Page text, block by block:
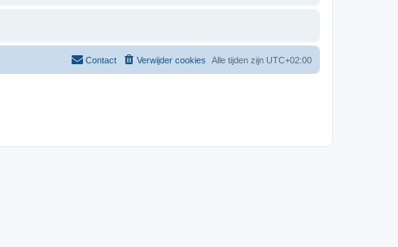
Alle tijden zijn UTC+02:00
Verwijder cookies
Contact